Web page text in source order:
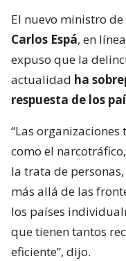
El nuevo ministro
Carlos Espá, en
expuso que la
actualidad ha
respuesta de los
“Las
como el
la trata de
más allá de las
los países
que tienen tantos
eficiente”, dijo.